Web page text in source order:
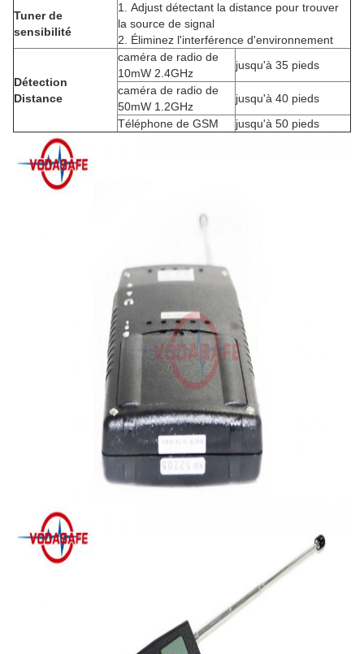
Tuner de
sensibilité
1. Adjust détectant la distance pour trouver
la source de signal
2. Éliminez l'interférence d'environnement
Détection
Distance
caméra de radio de
10mW 2.4GHz
jusqu'à 35 pieds
caméra de radio de
50mW 1.2GHz
jusqu'à 40 pieds
Téléphone de GSM
jusqu'à 50 pieds